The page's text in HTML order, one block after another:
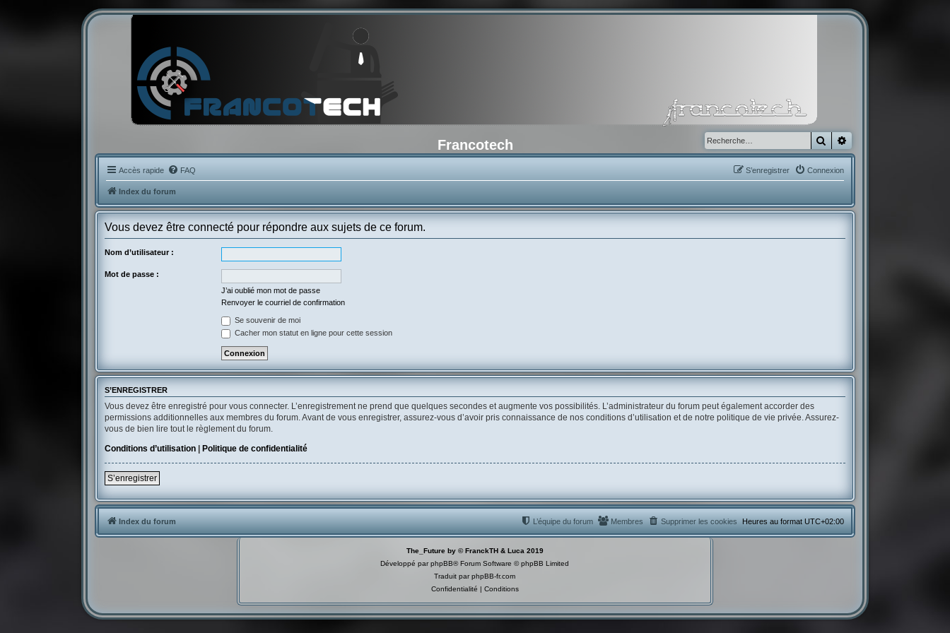
Francotech Rechercher
Accès rapide FAQ Connexion
S’enregistrer
Index du forum
Vous devez être connecté pour répondre aux sujets de ce forum.
Nom d’utilisateur :
Mot de passe :
J’ai oublié mon mot de passe
Renvoyer le courriel de confirmation
Se souvenir de moi
Cacher mon statut en ligne pour cette session
S’ENREGISTRER
Vous devez être enregistré pour vous connecter. L’enregistrement ne prend que quelques secondes et augmente vos possibilités. L’administrateur du forum peut également accorder des
permissions additionnelles aux membres du forum. Avant de vous enregistrer, assurez-vous d’avoir pris connaissance de nos conditions d’utilisation et de notre politique de vie privée. Assurez-
vous de bien lire tout le règlement du forum.
Conditions d’utilisation
Politique de confidentialité
S’enregistrer
Index du forum Heures au format UTC+02:00
Supprimer les cookies
Membres
L’équipe du forum
The_Future by © FranckTH & Luca 2019
Développé parphpBB® Forum Software © phpBB Limited
Traduit parphpBB-fr.com
Confidentialité | Conditions